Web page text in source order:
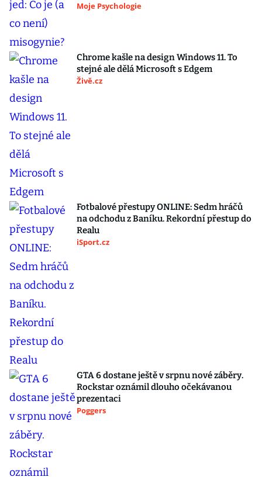
Moje Psychologie
Chrome kašle na design Windows 11. To
stejné ale dělá Microsoft s Edgem
Živě.cz
Fotbalové přestupy ONLINE: Sedm hráčů
na odchodu z Baníku. Rekordní přestup do
Realu
iSport.cz
GTA 6 dostane ještě v srpnu nové záběry.
Rockstar oznámil dlouho očekávanou
prezentaci
Poggers